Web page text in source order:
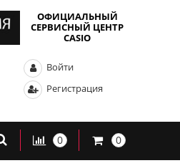
ОФИЦИАЛЬНЫЙ
СЕРВИСНЫЙ ЦЕНТР
CASIO
Войти
Регистрация
0 0